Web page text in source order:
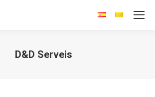
D&D Serveis